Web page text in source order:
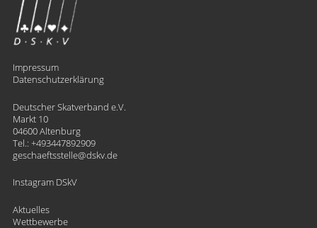
Impressum
Datenschutzerklärung
Deutscher Skatverband e.V.
Markt 10
04600 Altenburg
Tel.: +493447892909
geschaeftsstelle
​dskv.de
Instagram DSkV
Aktuelles
Wettbewerbe